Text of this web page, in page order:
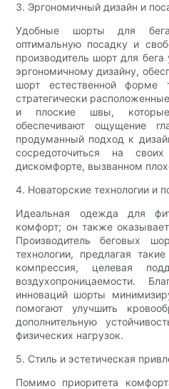
3. Эргономичный дизайн и
Удобные шорты для
оптимальную посадку и
производитель шорт для
эргономичному дизайну,
шорт естественной
стратегически
и плоские швы,
обеспечивают ощущение
продуманный подход к
сосредоточиться на
дискомфорте, вызванном
4. Новаторские технологии и
Идеальная одежда для
комфорт; он также
Производитель беговых
технологии, предлагая
компрессия, целевая
воздухопроницаемости.
инноваций шорты
помогают улучшить
дополнительную
физических нагрузок.
5. Стиль и эстетическая
Помимо приоритета